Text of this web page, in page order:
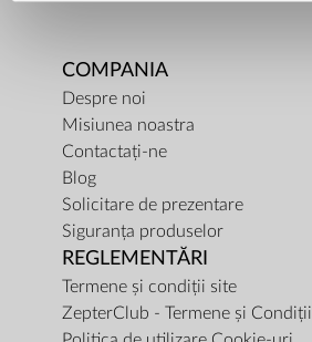
COMPANIA
Despre noi
Misiunea noastra
Contactați-ne
Blog
Solicitare de prezentare
Siguranța produselor
REGLEMENTĂRI
Termene și condiții site
ZepterClub - Termene și Condiții